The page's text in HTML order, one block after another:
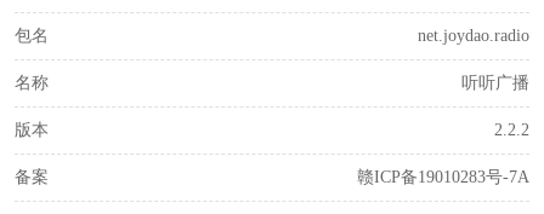
包名 net.joydao.radio
名称 听听广播
版本 2.2.2
备案 赣ICP备19010283号-7A